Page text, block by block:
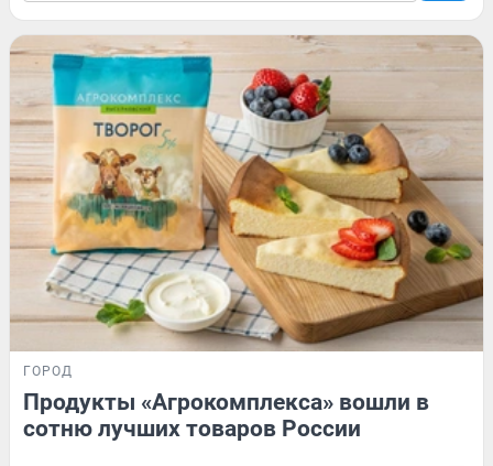
ГОРОД
Продукты «Агрокомплекса» вошли в
сотню лучших товаров России